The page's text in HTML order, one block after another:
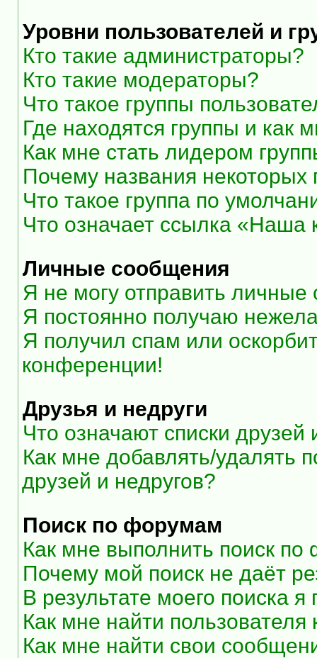
Уровни пользователей и
Кто такие администраторы?
Кто такие модераторы?
Что такое группы
Где находятся группы и как
Как мне стать лидером
Почему названия
Что такое группа по
Что означает ссылка «Наша
Личные сообщения
Я не могу отправить
Я постоянно получаю
Я получил спам или
конференции!
Друзья и недруги
Что означают списки друзей
Как мне добавлять/удалять
друзей и недругов?
Поиск по форумам
Как мне выполнить поиск
Почему мой поиск не даёт
В результате моего поиска
Как мне найти
Как мне найти свои